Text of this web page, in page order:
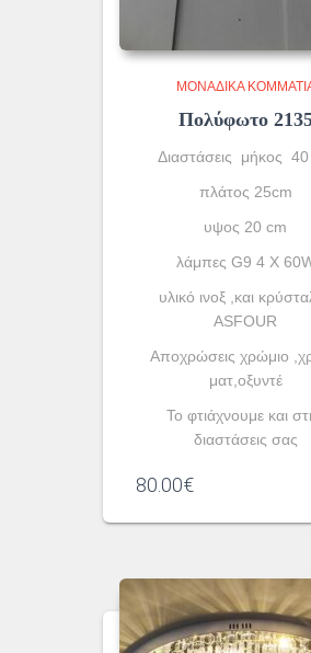
ΜΟΝΆΔΙΚΑ
Πολύφωτο
Διαστάσεις μήκος
πλάτος 25cm
υψος 20 cm
λάμπες G9 4 X
υλικό ινοξ ,και
ASFOUR
Aποχρώσεις χρώμιο
ματ,οξυντέ
To φτιάχνουμε και
διαστάσεις σας
80.00€